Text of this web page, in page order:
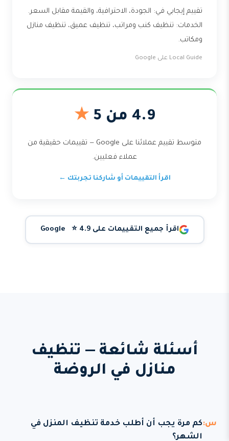
تقييم إيجابي في: الجودة، الاحترافية، والقيمة مقابل السعر.
الخدمات: تنظيف كنب ومراتب، تنظيف عميق، تنظيف منازل
ومكاتب.
Local Guide على Google
4.9 من 5 ★
متوسط تقييم عملائنا على Google — تقييمات حقيقية من
عملاء فعليين.
اقرأ التقييمات أو شاركنا تجربتك ←
اقرأ جميع التقييمات على Google ⭐ 4.9
أسئلة شائعة — تنظيف
منازل في الروضة
كم مرة يجب أن أطلب خدمة تنظيف المنزل في
الشهر؟